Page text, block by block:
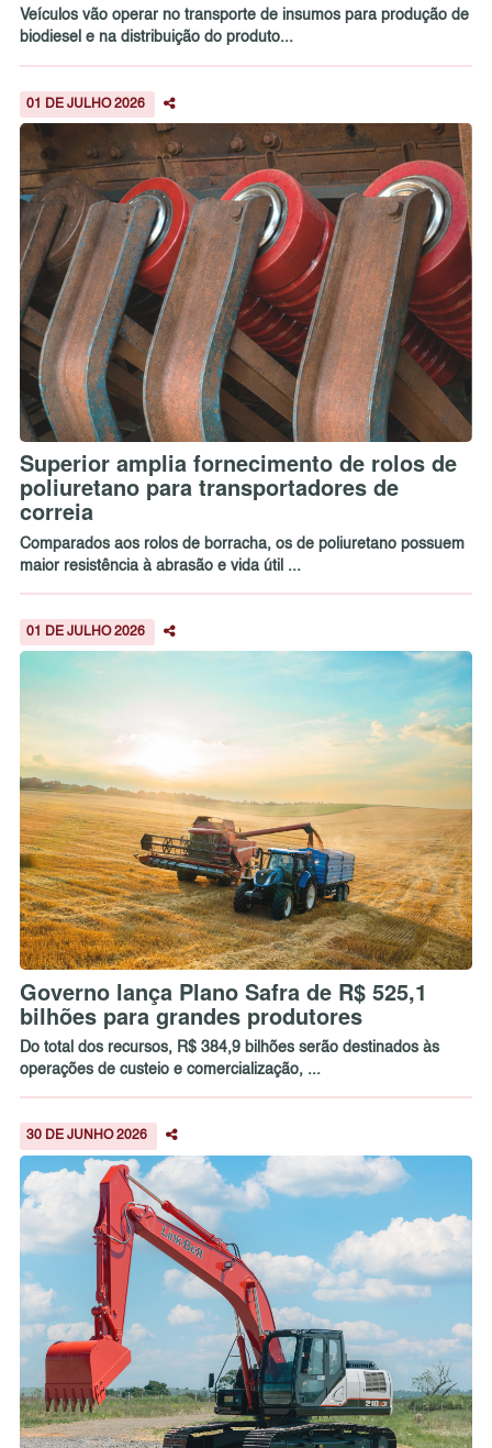
Veículos vão operar no transporte de insumos para produção de
biodiesel e na distribuição do produto...
01 DE JULHO 2026
Superior amplia fornecimento de rolos de
poliuretano para transportadores de
correia
Comparados aos rolos de borracha, os de poliuretano possuem
maior resistência à abrasão e vida útil ...
01 DE JULHO 2026
Governo lança Plano Safra de R$ 525,1
bilhões para grandes produtores
Do total dos recursos, R$ 384,9 bilhões serão destinados às
operações de custeio e comercialização, ...
30 DE JUNHO 2026